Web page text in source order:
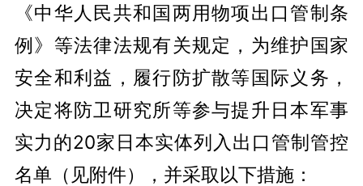
《中华人民共和国两用物项出口管制条
例》等法律法规有关规定，为维护国家
安全和利益，履行防扩散等国际义务，
决定将防卫研究所等参与提升日本军事
实力的20家日本实体列入出口管制管控
名单（见附件），并采取以下措施：